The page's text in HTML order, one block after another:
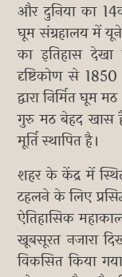
और दुनिया का
घूम संग्रहालय में
का इतिहास
दृष्टिकोण से 1850
द्वारा निर्मित घूम
गुरु मठ बेहद खास
मूर्ति स्थापित है।
शहर के केंद्र में
टहलने के लिए
ऐतिहासिक
खूबसूरत नजारा
विकसित किया